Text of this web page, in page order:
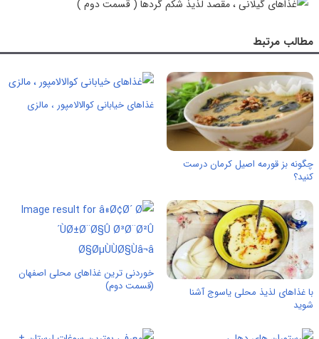
مطالب مرتبط
چگونه بز قورمه اصیل کرمان درست
کنید؟
غذاهای خیابانی کوالالامپور ، مالزی
با غذاهای لذیذ محلی یاسوج آشنا
شوید
خوردنی ترین غذاهای محلی اصفهان
(قسمت دوم)